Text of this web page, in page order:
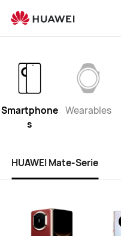
list
Smartphone
s
Wearables
HUAWEI Mate-Serie